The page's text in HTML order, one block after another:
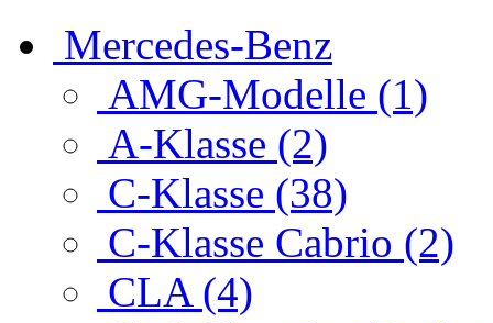
Mercedes-Benz
AMG-Modelle (1)
A-Klasse (2)
C-Klasse (38)
C-Klasse Cabrio (2)
CLA (4)